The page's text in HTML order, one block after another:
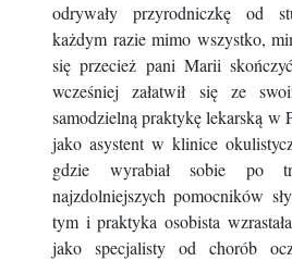
odrywały przyrodniczkę od
każdym razie mimo wszystko,
się przecież pani Marii
wcześniej załatwił się ze
samodzielną praktykę lekarską w
jako asystent w klinice
gdzie wyrabiał sobie po
najzdolniejszych pomocników
tym i praktyka osobista
jako specjalisty od chorób